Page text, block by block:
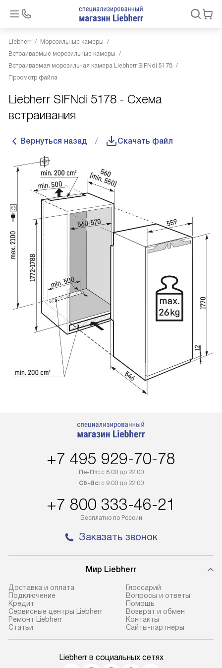
Liebherr
Морозильные камеры
Встраиваемые морозильные камеры
Встраиваемая морозильная камера Liebherr SIFNdi 5178
Просмотр файла
Liebherr SIFNdi 5178 - Схема
встраивания
Вернуться назад Скачать файл
+7 495 929-70-78
Пн-Пт:с 8:00 до 22:00
Сб-Вс:с 9:00 до 22:00
+7 800 333-46-21
Бесплатно по России
Заказать звонок
Мир Liebherr
Доставка и оплата
Подключение
Кредит
Сервисные центры Liebherr
Ремонт Liebherr
Cтатьи
Глоссарий
Вопросы и ответы
Помощь
Возврат и обмен
Контакты
Сайты-партнеры
Liebherr в социальных сетях